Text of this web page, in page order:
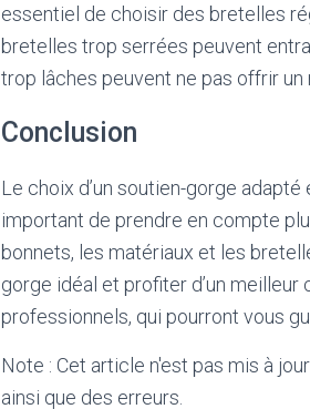
essentiel de choisir des bretelles
bretelles trop serrées peuvent
trop lâches peuvent ne pas offrir un
Conclusion
Le choix d’un soutien-gorge
important de prendre en compte
bonnets, les matériaux et les
gorge idéal et profiter d’un
professionnels, qui pourront vous
Note : Cet article n'est pas mis à
ainsi que des erreurs.